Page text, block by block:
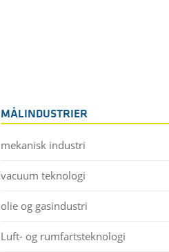
MÅLINDUSTRIER
mekanisk industri
vacuum teknologi
olie og gasindustri
Luft- og rumfartsteknologi